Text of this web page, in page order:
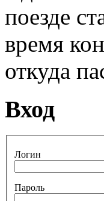
поезде
время
откуда
Вход
Логин
Пароль